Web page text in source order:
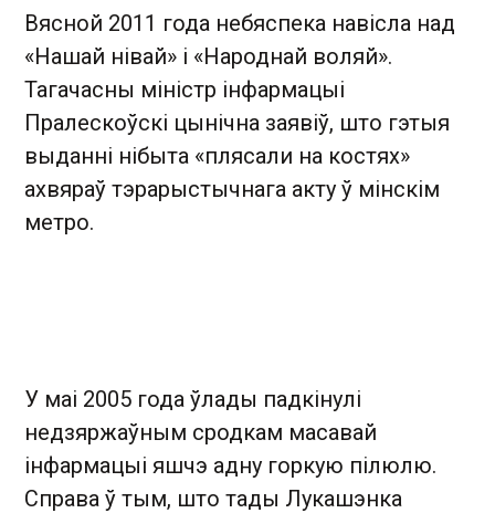
Вясной 2011 года небяспека навісла над
«Нашай нівай» і «Народнай воляй».
Тагачасны міністр інфармацыі
Пралескоўскі цынічна заявіў, што гэтыя
выданні нібыта «плясали на костях»
ахвяраў тэрарыстычнага акту ў мінскім
метро.
У маі 2005 года ўлады падкінулі
недзяржаўным сродкам масавай
інфармацыі яшчэ адну горкую пілюлю.
Справа ў тым, што тады Лукашэнка